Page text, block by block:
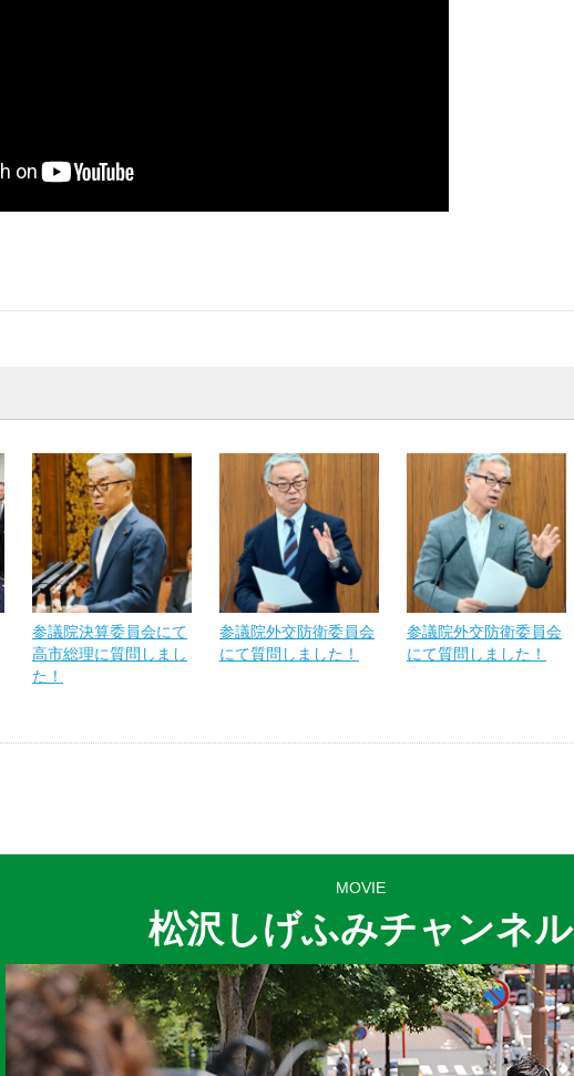
参議院決算委員会にて
高市総理に質問しまし
た！
参議院外交防衛委員会
にて質問しました！
参議院外交防衛委員会
にて質問しました！
MOVIE
松沢しげふみチャンネル